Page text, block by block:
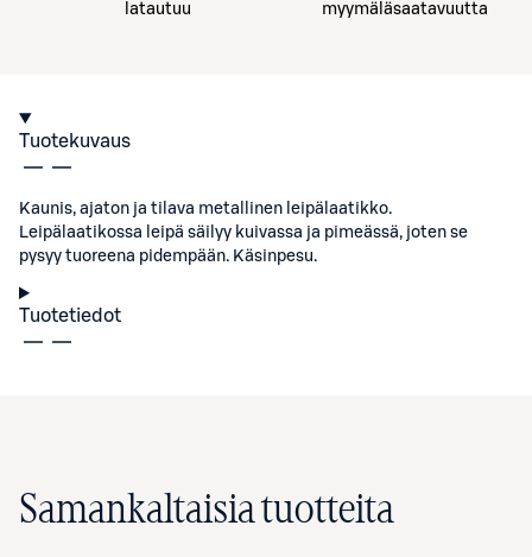
latautuu
myymäläsaatavuutta
Tuotekuvaus
Kaunis, ajaton ja tilava metallinen leipälaatikko.
Leipälaatikossa leipä säilyy kuivassa ja pimeässä, joten se
pysyy tuoreena pidempään. Käsinpesu.
Tuotetiedot
Samankaltaisia tuotteita